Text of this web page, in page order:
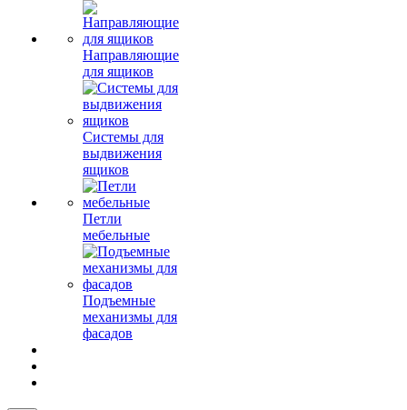
Направляющие
для ящиков
Системы для
выдвижения
ящиков
Петли
мебельные
Подъемные
механизмы для
фасадов